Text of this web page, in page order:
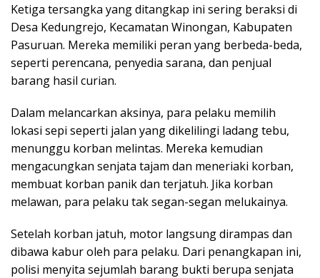
Ketiga tersangka yang ditangkap ini sering beraksi di
Desa Kedungrejo, Kecamatan Winongan, Kabupaten
Pasuruan. Mereka memiliki peran yang berbeda-beda,
seperti perencana, penyedia sarana, dan penjual
barang hasil curian.
Dalam melancarkan aksinya, para pelaku memilih
lokasi sepi seperti jalan yang dikelilingi ladang tebu,
menunggu korban melintas. Mereka kemudian
mengacungkan senjata tajam dan meneriaki korban,
membuat korban panik dan terjatuh. Jika korban
melawan, para pelaku tak segan-segan melukainya.
Setelah korban jatuh, motor langsung dirampas dan
dibawa kabur oleh para pelaku. Dari penangkapan ini,
polisi menyita sejumlah barang bukti berupa senjata